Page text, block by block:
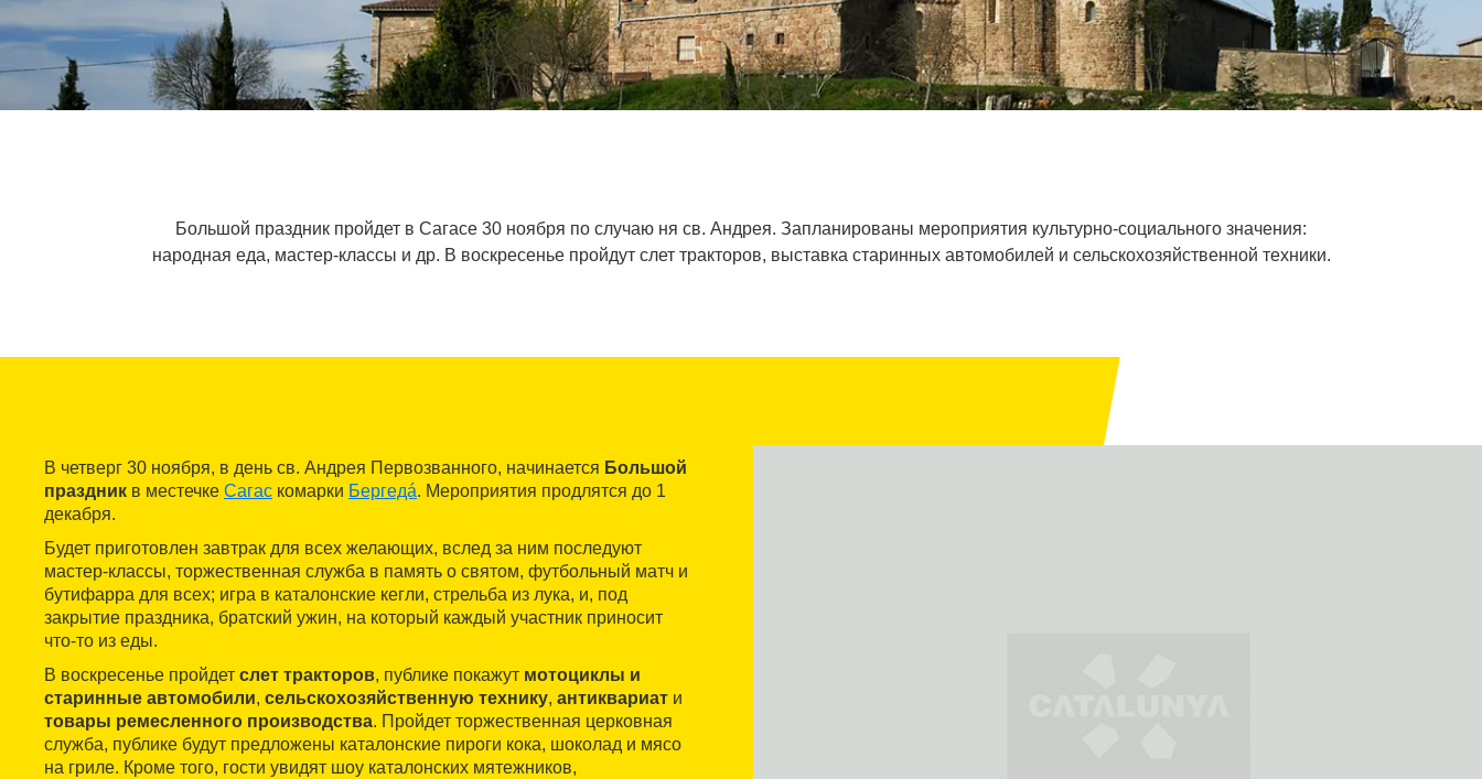
Большой праздник пройдет в Сагасе 30 ноября по случаю ня св. Андрея. Запланированы мероприятия культурно-социального значения:
народная еда, мастер-классы и др. В воскресенье пройдут слет тракторов, выставка старинных автомобилей и сельскохозяйственной техники.
В четверг 30 ноября, в день св. Андрея Первозванного, начинается Большой
праздник в местечке Сагас комарки Бергедá. Мероприятия продлятся до 1
декабря.
Будет приготовлен завтрак для всех желающих, вслед за ним последуют
мастер-классы, торжественная служба в память о святом, футбольный матч и
бутифарра для всех; игра в каталонские кегли, стрельба из лука, и, под
закрытие праздника, братский ужин, на который каждый участник приносит
что-то из еды.
В воскресенье пройдет слет тракторов, публике покажут мотоциклы и
старинные автомобили, сельскохозяйственную технику, антиквариат и
товары ремесленного производства. Пройдет торжественная церковная
служба, публике будут предложены каталонские пироги кока, шоколад и мясо
на гриле. Кроме того, гости увидят шоу каталонских мятежников,